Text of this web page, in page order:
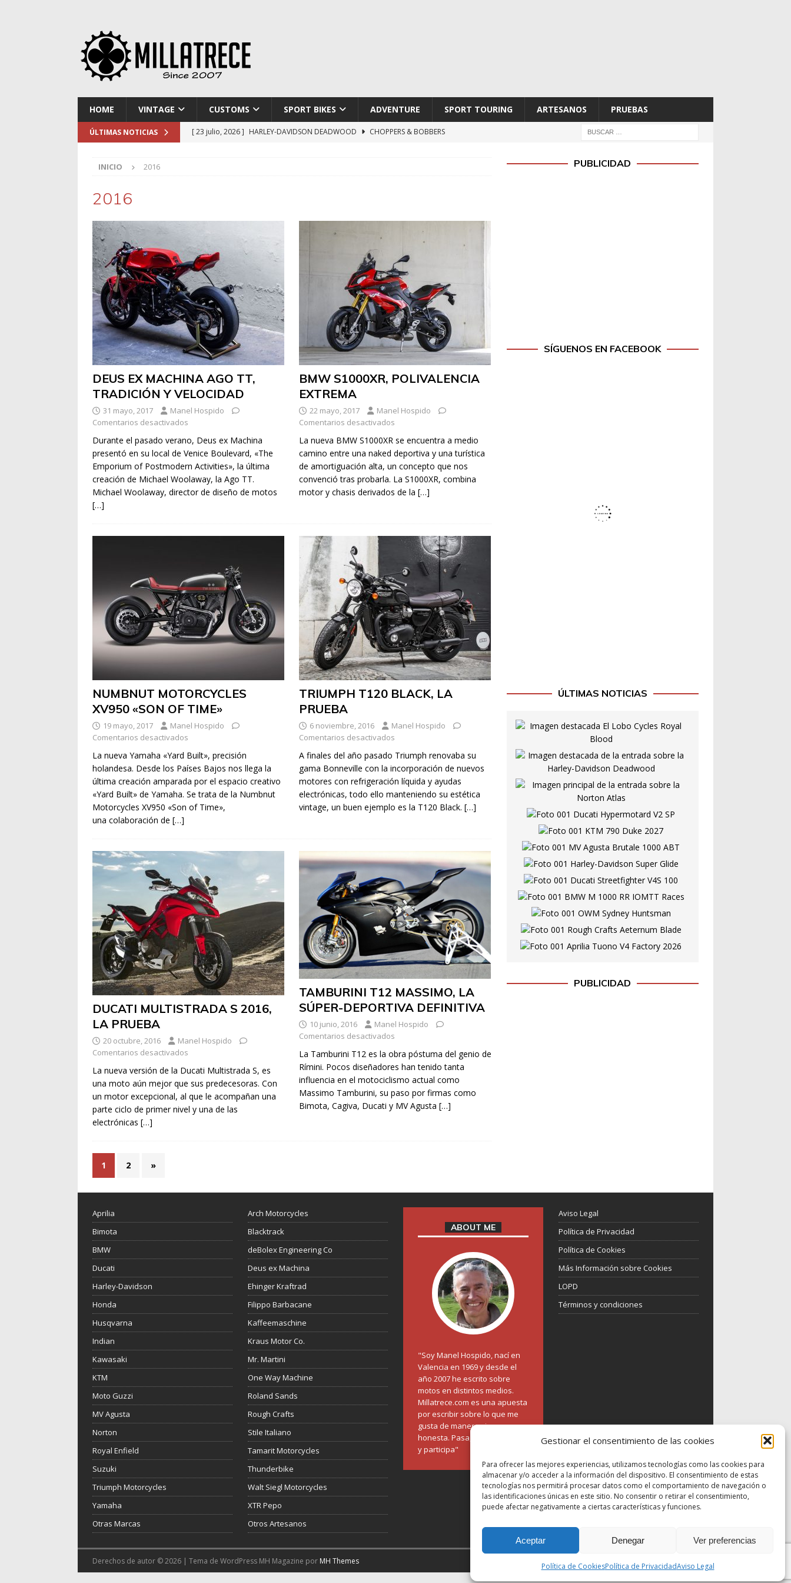
Gestionar el consentimiento de las cookies
Para ofrecer las mejores experiencias, utilizamos tecnologías como las cookies para
almacenar y/o acceder a la información del dispositivo. El consentimiento de estas
tecnologías nos permitirá procesar datos como el comportamiento de navegación o
las identificaciones únicas en este sitio. No consentir o retirar el consentimiento,
puede afectar negativamente a ciertas características y funciones.
Aceptar Denegar Ver preferencias
Política de CookiesPolítica de PrivacidadAviso Legal
HOME VINTAGE CUSTOMS SPORT BIKES ADVENTURE SPORT TOURING ARTESANOS PRUEBAS
ÚLTIMAS NOTICIAS [ 23 julio, 2026 ] HARLEY-DAVIDSON DEADWOOD
CHOPPERS & BOBBERS
INICIO 2016
2016
DEUS EX MACHINA AGO TT,
TRADICIÓN Y VELOCIDAD
31 mayo, 2017
Manel Hospido
Comentarios desactivados
Durante el pasado verano, Deus ex Machina
presentó en su local de Venice Boulevard, «The
Emporium of Postmodern Activities», la última
creación de Michael Woolaway, la Ago TT.
Michael Woolaway, director de diseño de motos
[…]
BMW S1000XR, POLIVALENCIA
EXTREMA
22 mayo, 2017
Manel Hospido
Comentarios desactivados
La nueva BMW S1000XR se encuentra a medio
camino entre una naked deportiva y una turística
de amortiguación alta, un concepto que nos
convenció tras probarla. La S1000XR, combina
motor y chasis derivados de la […]
NUMBNUT MOTORCYCLES
XV950 «SON OF TIME»
19 mayo, 2017
Manel Hospido
Comentarios desactivados
La nueva Yamaha «Yard Built», precisión
holandesa. Desde los Países Bajos nos llega la
última creación amparada por el espacio creativo
«Yard Built» de Yamaha. Se trata de la Numbnut
Motorcycles XV950 «Son of Time»,
una colaboración de […]
TRIUMPH T120 BLACK, LA
PRUEBA
6 noviembre, 2016
Manel Hospido
Comentarios desactivados
A finales del año pasado Triumph renovaba su
gama Bonneville con la incorporación de nuevos
motores con refrigeración líquida y ayudas
electrónicas, todo ello manteniendo su estética
vintage, un buen ejemplo es la T120 Black. […]
DUCATI MULTISTRADA S 2016,
LA PRUEBA
20 octubre, 2016
Manel Hospido
Comentarios desactivados
La nueva versión de la Ducati Multistrada S, es
una moto aún mejor que sus predecesoras. Con
un motor excepcional, al que le acompañan una
parte ciclo de primer nivel y una de las
electrónicas […]
TAMBURINI T12 MASSIMO, LA
SÚPER-DEPORTIVA DEFINITIVA
10 junio, 2016
Manel Hospido
Comentarios desactivados
La Tamburini T12 es la obra póstuma del genio de
Rímini. Pocos diseñadores han tenido tanta
influencia en el motociclismo actual como
Massimo Tamburini, su paso por firmas como
Bimota, Cagiva, Ducati y MV Agusta […]
1 2 »
PUBLICIDAD
SÍGUENOS EN FACEBOOK
ÚLTIMAS NOTICIAS
PUBLICIDAD
Aprilia
Bimota
BMW
Ducati
Harley-Davidson
Honda
Husqvarna
Indian
Kawasaki
KTM
Moto Guzzi
MV Agusta
Norton
Royal Enfield
Suzuki
Triumph Motorcycles
Yamaha
Otras Marcas
Arch Motorcycles
Blacktrack
deBolex Engineering Co
Deus ex Machina
Ehinger Kraftrad
Filippo Barbacane
Kaffeemaschine
Kraus Motor Co.
Mr. Martini
One Way Machine
Roland Sands
Rough Crafts
Stile Italiano
Tamarit Motorcycles
Thunderbike
Walt Siegl Motorcycles
XTR Pepo
Otros Artesanos
ABOUT ME
"Soy Manel Hospido, nací en
Valencia en 1969 y desde el
año 2007 he escrito sobre
motos en distintos medios.
Millatrece.com es una apuesta
por escribir sobre lo que me
gusta de manera sincera y
honesta. Pasa, ponte cómodo
y participa"
Aviso Legal
Política de Privacidad
Política de Cookies
Más Información sobre Cookies
LOPD
Términos y condiciones
Derechos de autor © 2026 | Tema de WordPress MH Magazine por MH Themes